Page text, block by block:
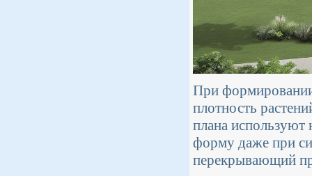
При
плотность
плана
форму даже при
перекрывающий